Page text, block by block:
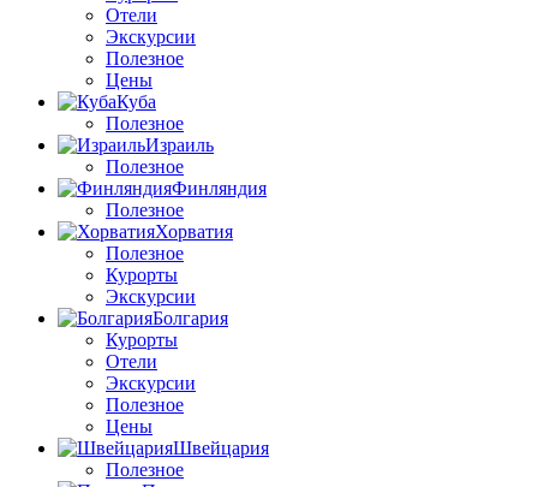
Отели
Экскурсии
Полезное
Цены
Куба
Полезное
Израиль
Полезное
Финляндия
Полезное
Хорватия
Полезное
Курорты
Экскурсии
Болгария
Курорты
Отели
Экскурсии
Полезное
Цены
Швейцария
Полезное